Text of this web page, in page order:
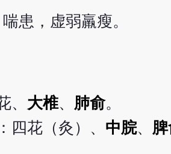
患，虚弱羸瘦。
、 大椎、 肺俞。
四花（灸）、 中脘、